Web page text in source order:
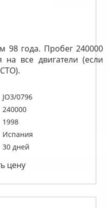
98 года. Пробег 240000
на все двигатели (если
JO3/0796
240000
1998
Испания
30 дней
цену